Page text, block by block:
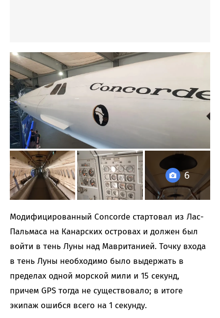
6
Модифицированный Concorde стартовал из Лас-
Пальмаса на Канарских островах и должен был
войти в тень Луны над Мавританией. Точку входа
в тень Луны необходимо было выдержать в
пределах одной морской мили и 15 секунд,
причем GPS тогда не существовало; в итоге
экипаж ошибся всего на 1 секунду.